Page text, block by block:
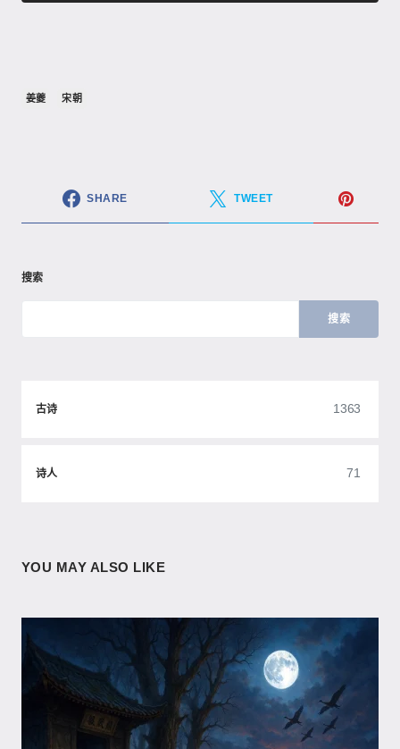
姜夔 宋朝
SHARE TWEET
搜索
搜索
古诗 1363
诗人 71
YOU MAY ALSO LIKE